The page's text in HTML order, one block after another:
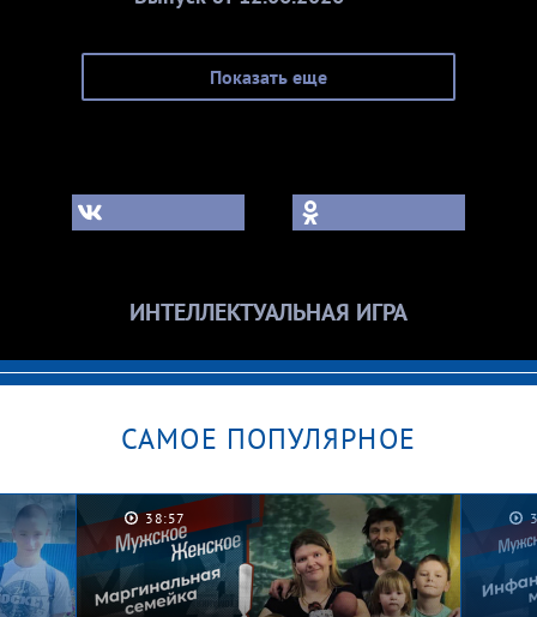
Показать еще
ИНТЕЛЛЕКТУАЛЬНАЯ ИГРА
САМОЕ ПОПУЛЯРНОЕ
38:57